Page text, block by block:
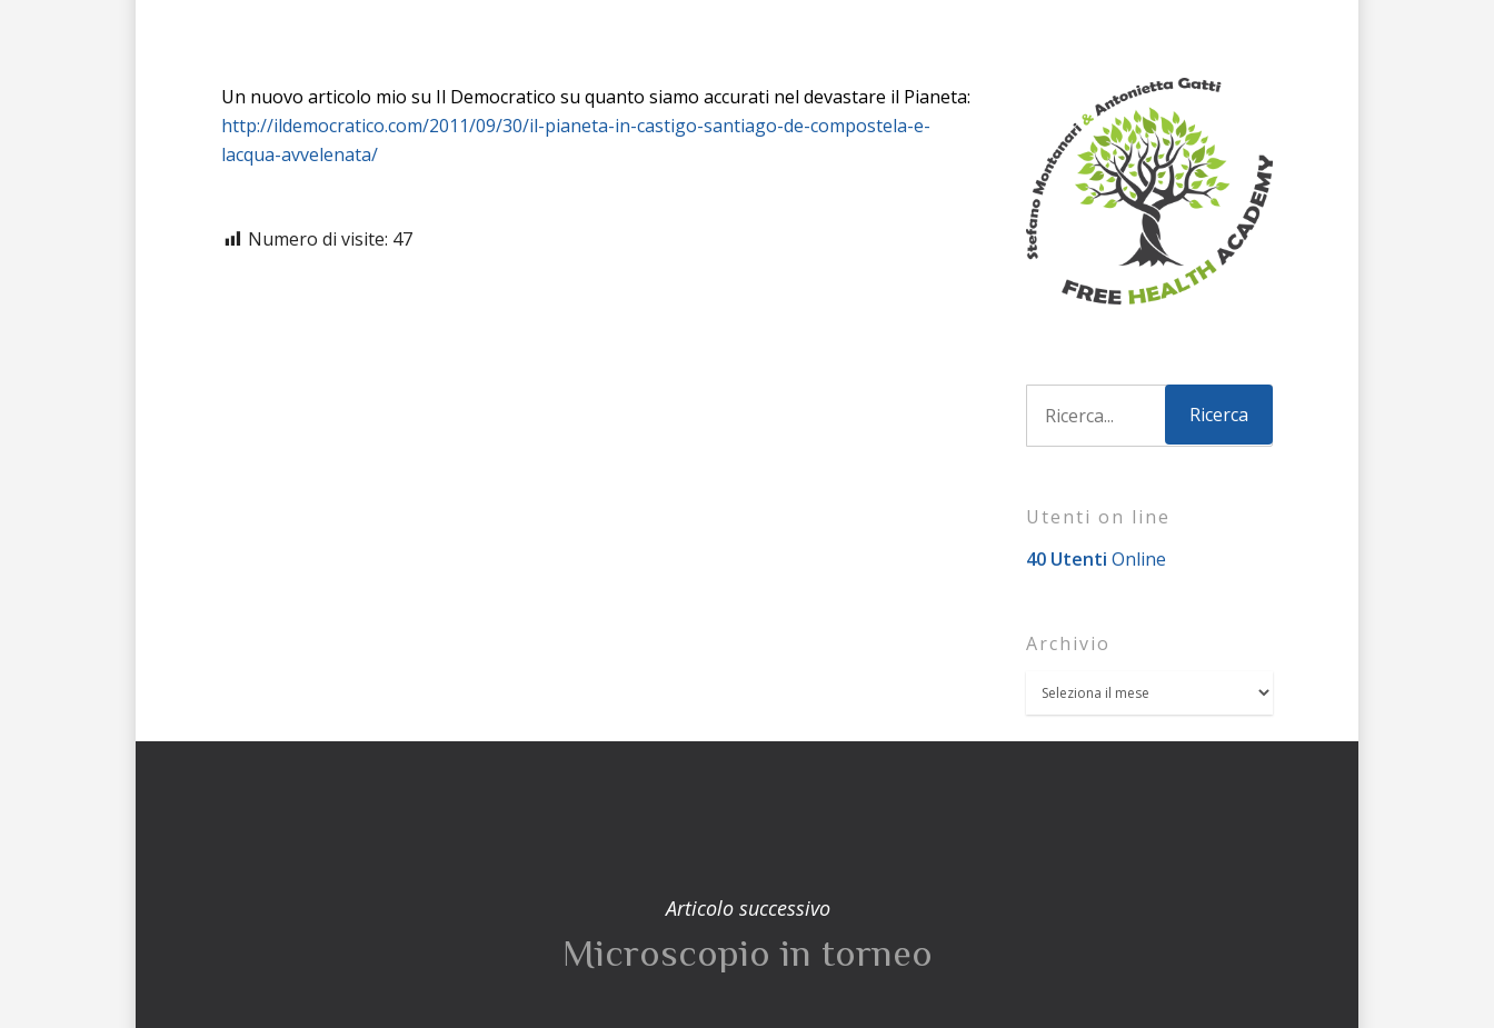
Un nuovo articolo mio su Il Democratico su quanto siamo accurati nel devastare il Pianeta:
http://ildemocratico.com/2011/09/30/il-pianeta-in-castigo-santiago-de-compostela-e-
lacqua-avvelenata/
Numero di visite: 47
Utenti on line
40 Utenti Online
Archivio
Articolo successivo
Microscopio in torneo